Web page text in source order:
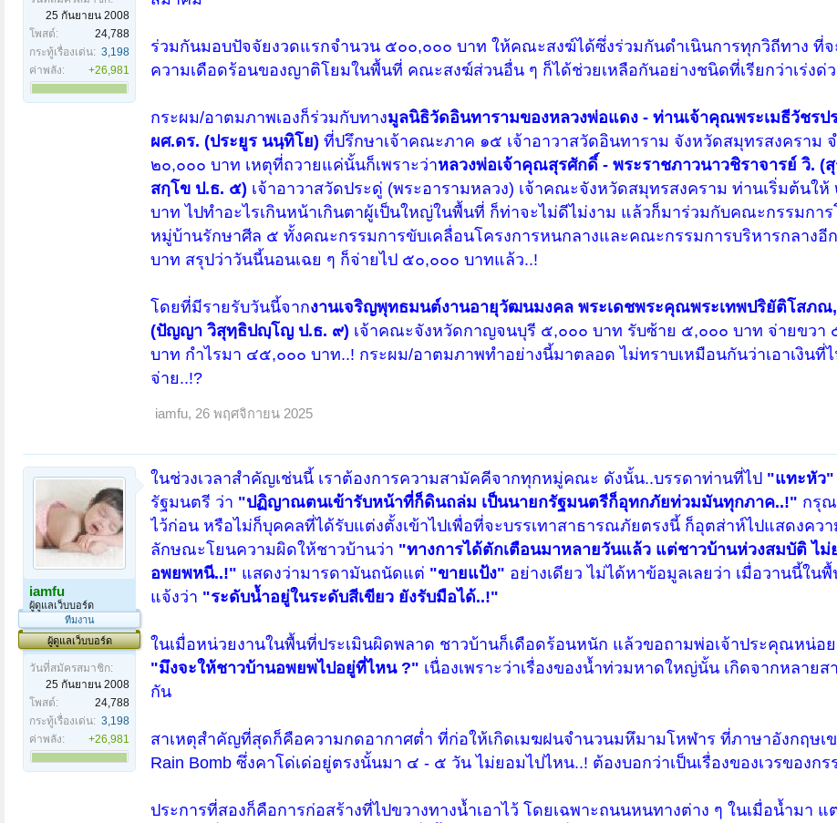
25 กันยายน 2008
โพสต์:
24,788
กระทู้เรื่องเด่น: 3,198
ค่าพลัง:
+26,981
ร่วมกันมอบปัจจัยงวดแรกจำนวน ๕๐๐,๐๐๐ บาท ให้คณะสงฆ์ได้ซึ่งร่วมกันดำเนินการทุกวิถีทาง ที่จ
ความเดือดร้อนของญาติโยมในพื้นที่ คณะสงฆ์ส่วนอื่น ๆ ก็ได้ช่วยเหลือกันอย่างชนิดที่เรียกว่าเร่งด่
กระผม/อาตมภาพเองก็ร่วมกับทางมูลนิธิวัดอินทารามของหลวงพ่อแดง - ท่านเจ้าคุณพระเมธีวัชรป
ผศ.ดร. (ประยูร นนฺทิโย) ที่ปรึกษาเจ้าคณะภาค ๑๕ เจ้าอาวาสวัดอินทาราม จังหวัดสมุทรสงคราม
๒๐,๐๐๐ บาท เหตุที่ถวายแค่นั้นก็เพราะว่าหลวงพ่อเจ้าคุณสุรศักดิ์ - พระราชภาวนาวชิราจารย์ วิ. (
สกฺโข ป.ธ. ๕) เจ้าอาวาสวัดประดู่ (พระอารามหลวง) เจ้าคณะจังหวัดสมุทรสงคราม ท่านเริ่มต้นให้
บาท ไปทำอะไรเกินหน้าเกินตาผู้เป็นใหญ่ในพื้นที่ ก็ท่าจะไม่ดีไม่งาม แล้วก็มาร่วมกับคณะกรรมการ
หมู่บ้านรักษาศีล ๕ ทั้งคณะกรรมการขับเคลื่อนโครงการหนกลางและคณะกรรมการบริหารกลางอี
บาท สรุปว่าวันนี้นอนเฉย ๆ ก็จ่ายไป ๕๐,๐๐๐ บาทแล้ว..!
โดยที่มีรายรับวันนี้จากงานเจริญพุทธมนต์งานอายุวัฒนมงคล พระเดชพระคุณพระเทพปริยัติโสภณ
(ปัญญา วิสุทฺธิปญฺโญ ป.ธ. ๙) เจ้าคณะจังหวัดกาญจนบุรี ๕,๐๐๐ บาท รับซ้าย ๕,๐๐๐ บาท จ่ายขวา
บาท กำไรมา ๔๕,๐๐๐ บาท..! กระผม/อาตมภาพทำอย่างนี้มาตลอด ไม่ทราบเหมือนกันว่าเอาเงินที่
จ่าย..!?
iamfu, 26 พฤศจิกายน 2025
iamfu
ผู้ดูแลเว็บบอร์ด
ทีมงาน
ผู้ดูแลเว็บบอร์ด
วันที่สมัครสมาชิก:
25 กันยายน 2008
โพสต์:
24,788
กระทู้เรื่องเด่น: 3,198
ค่าพลัง:
+26,981
ในช่วงเวลาสำคัญเช่นนี้ เราต้องการความสามัคคีจากทุกหมู่คณะ ดังนั้น..บรรดาท่านที่ไป "แทะหัว"
รัฐมนตรี ว่า "ปฏิญาณตนเข้ารับหน้าที่ก็ดินถล่ม เป็นนายกรัฐมนตรีก็อุทกภัยท่วมมันทุกภาค..!" กรุ
ไว้ก่อน หรือไม่ก็บุคคลที่ได้รับแต่งตั้งเข้าไปเพื่อที่จะบรรเทาสาธารณภัยตรงนี้ ก็อุตส่าห์ไปแสดงคว
ลักษณะโยนความผิดให้ชาวบ้านว่า "ทางการได้ตักเตือนมาหลายวันแล้ว แต่ชาวบ้านห่วงสมบัติ ไม่
อพยพหนี..!" แสดงว่ามารดามันถนัดแต่ "ขายแป้ง" อย่างเดียว ไม่ได้หาข้อมูลเลยว่า เมื่อวานนี้ในพื้
แจ้งว่า "ระดับน้ำอยู่ในระดับสีเขียว ยังรับมือได้..!"
ในเมื่อหน่วยงานในพื้นที่ประเมินผิดพลาด ชาวบ้านก็เดือดร้อนหนัก แล้วขอถามพ่อเจ้าประคุณหน่อย
"มึงจะให้ชาวบ้านอพยพไปอยู่ที่ไหน ?" เนื่องเพราะว่าเรื่องของน้ำท่วมหาดใหญ่นั้น เกิดจากหลายส
กัน
สาเหตุสำคัญที่สุดก็คือความกดอากาศต่ำ ที่ก่อให้เกิดเมฆฝนจำนวนมหึมามโหฬาร ที่ภาษาอังกฤษเข
Rain Bomb ซึ่งคาโด่เด่อยู่ตรงนั้นมา ๔ - ๕ วัน ไม่ยอมไปไหน..! ต้องบอกว่าเป็นเรื่องของเวรของกร
ประการที่สองก็คือการก่อสร้างที่ไปขวางทางน้ำเอาไว้ โดยเฉพาะถนนหนทางต่าง ๆ ในเมื่อน้ำมา แ